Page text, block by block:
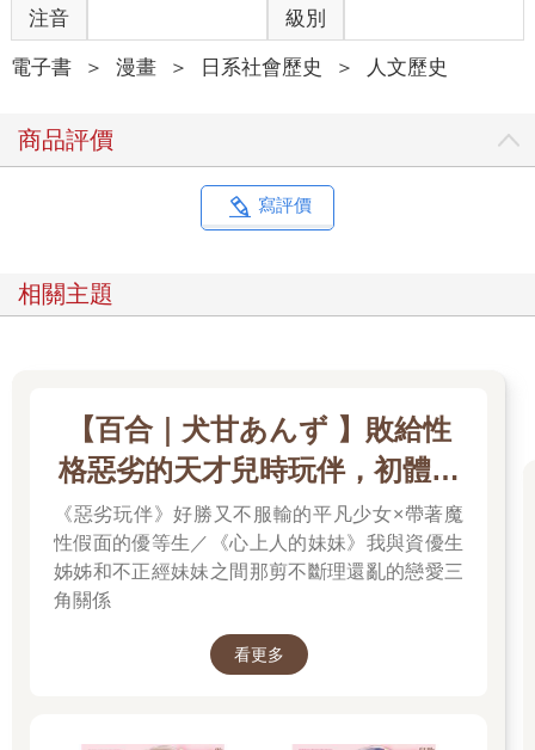
注音 級別
電子書 ＞ 漫畫 ＞ 日系社會歷史 ＞ 人文歷史
商品評價
寫評價
相關主題
【百合｜犬甘あんず 】敗給性
格惡劣的天才兒時玩伴，初體驗
全部被她奪走了／心上人的妹妹
《惡劣玩伴》好勝又不服輸的平凡少女×帶著魔
性假面的優等生／《心上人的妹妹》我與資優生
姊姊和不正經妹妹之間那剪不斷理還亂的戀愛三
角關係
看更多